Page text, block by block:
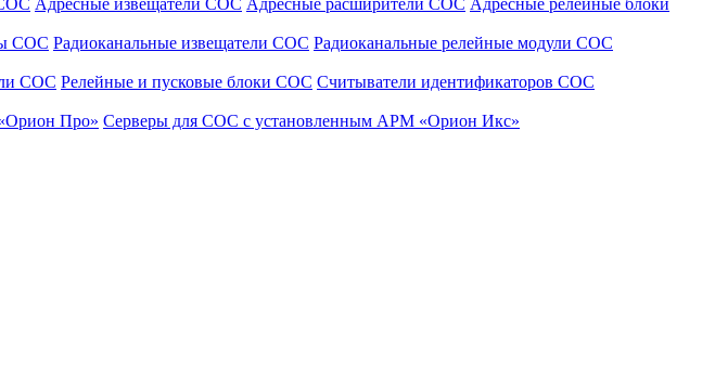
Адресные извещатели СОС Адресные расширители СОС Адресные релейные блоки
СОС Радиоканальные извещатели СОС Радиоканальные релейные модули СОС
СОС Релейные и пусковые блоки СОС Считыватели идентификаторов СОС
Про» Серверы для СОС с установленным АРМ «Орион Икс»